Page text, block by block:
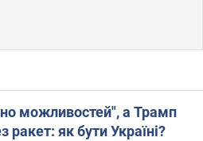
можливостей", а Трамп
як бути Україні?